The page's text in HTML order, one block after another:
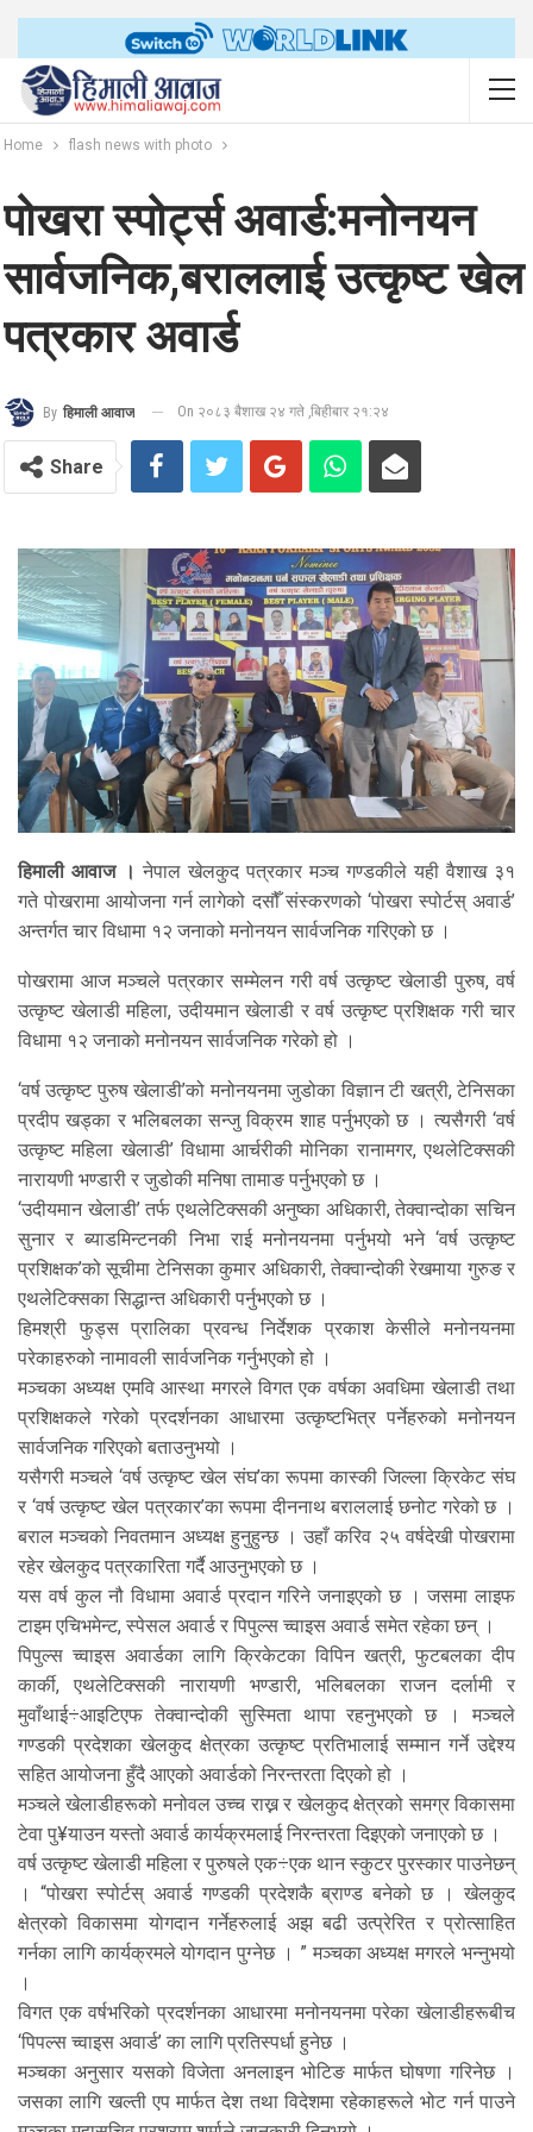
Home flash news with photo
पोखरा स्पोर्ट्स अवार्ड:मनोनयन
सार्वजनिक,बराललाई उत्कृष्ट खेल
पत्रकार अवार्ड
By हिमाली आवाज On २०८३ बैशाख २४ गते ,बिहीबार २१:२४
Share
हिमाली आवाज । नेपाल खेलकुद पत्रकार मञ्च गण्डकीले यही वैशाख ३१
गते पोखरामा आयोजना गर्न लागेको दसौँ संस्करणको ‘पोखरा स्पोर्टस् अवार्ड’
अन्तर्गत चार विधामा १२ जनाको मनोनयन सार्वजनिक गरिएको छ ।
पोखरामा आज मञ्चले पत्रकार सम्मेलन गरी वर्ष उत्कृष्ट खेलाडी पुरुष, वर्ष
उत्कृष्ट खेलाडी महिला, उदीयमान खेलाडी र वर्ष उत्कृष्ट प्रशिक्षक गरी चार
विधामा १२ जनाको मनोनयन सार्वजनिक गरेको हो ।
‘वर्ष उत्कृष्ट पुरुष खेलाडी’को मनोनयनमा जुडोका विज्ञान टी खत्री, टेनिसका
प्रदीप खड्का र भलिबलका सन्जु विक्रम शाह पर्नुभएको छ । त्यसैगरी ‘वर्ष
उत्कृष्ट महिला खेलाडी’ विधामा आर्चरीकी मोनिका रानामगर, एथलेटिक्सकी
नारायणी भण्डारी र जुडोकी मनिषा तामाङ पर्नुभएको छ ।
‘उदीयमान खेलाडी’ तर्फ एथलेटिक्सकी अनुष्का अधिकारी, तेक्वान्दोका सचिन
सुनार र ब्याडमिन्टनकी निभा राई मनोनयनमा पर्नुभयो भने ‘वर्ष उत्कृष्ट
प्रशिक्षक’को सूचीमा टेनिसका कुमार अधिकारी, तेक्वान्दोकी रेखमाया गुरुङ र
एथलेटिक्सका सिद्धान्त अधिकारी पर्नुभएको छ ।
हिमश्री फुड्स प्रालिका प्रवन्ध निर्देशक प्रकाश केसीले मनोनयनमा
परेकाहरुको नामावली सार्वजनिक गर्नुभएको हो ।
मञ्चका अध्यक्ष एमवि आस्था मगरले विगत एक वर्षका अवधिमा खेलाडी तथा
प्रशिक्षकले गरेको प्रदर्शनका आधारमा उत्कृष्टभित्र पर्नेहरुको मनोनयन
सार्वजनिक गरिएको बताउनुभयो ।
यसैगरी मञ्चले ‘वर्ष उत्कृष्ट खेल संघ’का रूपमा कास्की जिल्ला क्रिकेट संघ
र ‘वर्ष उत्कृष्ट खेल पत्रकार’का रूपमा दीननाथ बराललाई छनोट गरेको छ ।
बराल मञ्चको निवतमान अध्यक्ष हुनुहुन्छ । उहाँ करिव २५ वर्षदेखी पोखरामा
रहेर खेलकुद पत्रकारिता गर्दै आउनुभएको छ ।
यस वर्ष कुल नौ विधामा अवार्ड प्रदान गरिने जनाइएको छ । जसमा लाइफ
टाइम एचिभमेन्ट, स्पेसल अवार्ड र पिपुल्स च्वाइस अवार्ड समेत रहेका छन् ।
पिपुल्स च्वाइस अवार्डका लागि क्रिकेटका विपिन खत्री, फुटबलका दीप
कार्की, एथलेटिक्सकी नारायणी भण्डारी, भलिबलका राजन दर्लामी र
मुवाँथाई÷आइटिएफ तेक्वान्दोकी सुस्मिता थापा रहनुभएको छ । मञ्चले
गण्डकी प्रदेशका खेलकुद क्षेत्रका उत्कृष्ट प्रतिभालाई सम्मान गर्ने उद्देश्य
सहित आयोजना हुँदै आएको अवार्डको निरन्तरता दिएको हो ।
मञ्चले खेलाडीहरूको मनोवल उच्च राख्न र खेलकुद क्षेत्रको समग्र विकासमा
टेवा पु¥याउन यस्तो अवार्ड कार्यक्रमलाई निरन्तरता दिइएको जनाएको छ ।
वर्ष उत्कृष्ट खेलाडी महिला र पुरुषले एक÷एक थान स्कुटर पुरस्कार पाउनेछन्
। “पोखरा स्पोर्टस् अवार्ड गण्डकी प्रदेशकै ब्राण्ड बनेको छ । खेलकुद
क्षेत्रको विकासमा योगदान गर्नेहरुलाई अझ बढी उत्प्रेरित र प्रोत्साहित
गर्नका लागि कार्यक्रमले योगदान पुग्नेछ । ” मञ्चका अध्यक्ष मगरले भन्नुभयो
।
विगत एक वर्षभरिको प्रदर्शनका आधारमा मनोनयनमा परेका खेलाडीहरूबीच
‘पिपल्स च्वाइस अवार्ड’ का लागि प्रतिस्पर्धा हुनेछ ।
मञ्चका अनुसार यसको विजेता अनलाइन भोटिङ मार्फत घोषणा गरिनेछ ।
जसका लागि खल्ती एप मार्फत देश तथा विदेशमा रहेकाहरूले भोट गर्न पाउने